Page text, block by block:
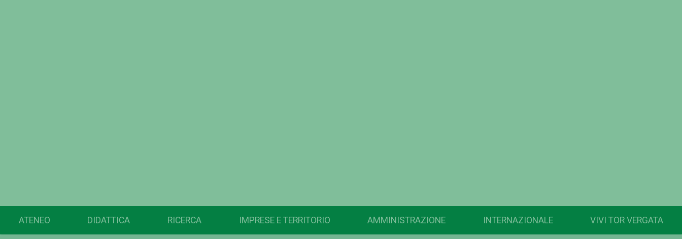
ATENEO DIDATTICA RICERCA IMPRESE E TERRITORIO AMMINISTRAZIONE INTERNAZIONALE VIVI TOR VERGATA